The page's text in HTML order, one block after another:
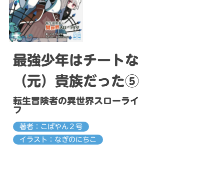
最強少年はチートな
（元）貴族だった⑤
転生冒険者の異世界スローライ
フ
著者：こばやん２号
イラスト：なぎのにちこ